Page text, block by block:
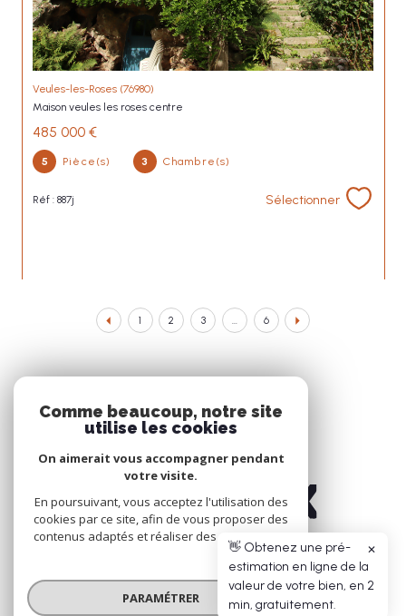
Veules-les-Roses (76980)
maison veules les roses centre
485 000 €
5 Pièce(s) 3 Chambre(s)
Réf : 887j Sélectionner
1 2 3 ... 6
ADHÉRONS
© 2026 | TOUS DROITS RÉSERVÉS | TRADUCTION POWERED BY GOOGLE |
PLAN DU SITE MENTIONS LÉGALES ADMIN
NOS LIENS
POLITIQUE RGPD
COOKIES
Comme beaucoup, notre site
utilise les cookies
On aimerait vous accompagner pendant
votre visite.
En poursuivant, vous acceptez l'utilisation des
cookies par ce site, afin de vous proposer des
contenus adaptés et réaliser des statistiques !
PARAMÉTRER
👋 Obtenez une pré-
estimation en ligne de la
valeur de votre bien, en 2
min, gratuitement.
✕